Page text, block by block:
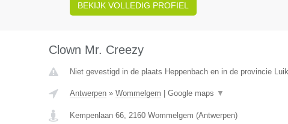
BEKIJK VOLLEDIG PROFIEL
Clown Mr. Creezy
Niet gevestigd in de plaats Heppenbach en in de provincie
Antwerpen» Wommelgem Google maps ▼
Kempenlaan 66, 2160 Wommelgem (Antwerpen)